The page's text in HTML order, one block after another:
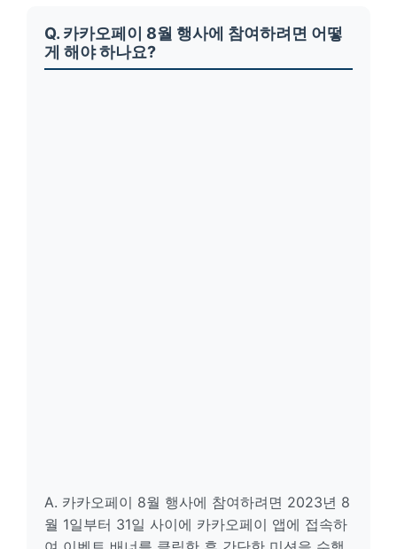
Q. 카카오페이 8월 행사에 참여하려면 어떻
게 해야 하나요?
A. 카카오페이 8월 행사에 참여하려면 2023년 8
월 1일부터 31일 사이에 카카오페이 앱에 접속하